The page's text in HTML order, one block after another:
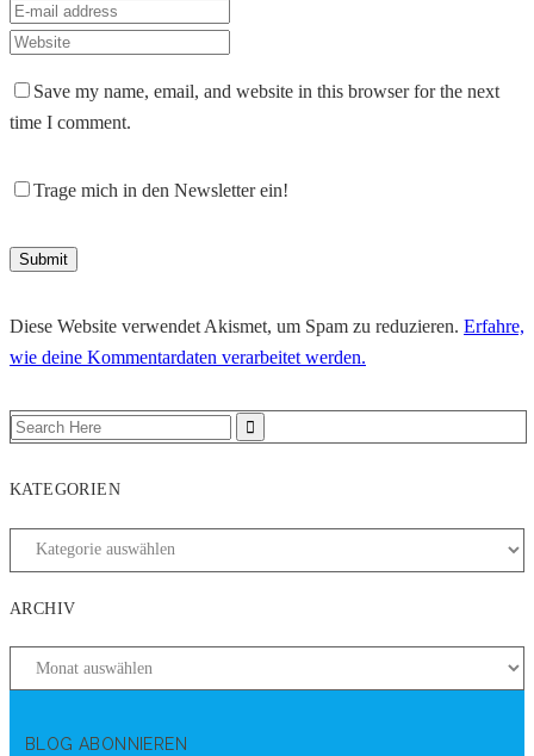
Save my name, email, and website in this browser for the next
time I comment.
Trage mich in den Newsletter ein!
Diese Website verwendet Akismet, um Spam zu reduzieren. Erfahre,
wie deine Kommentardaten verarbeitet werden.
KATEGORIEN
ARCHIV
BLOG ABONNIEREN